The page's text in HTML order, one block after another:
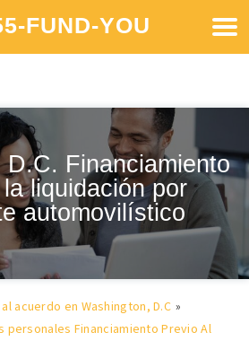
FUND-YOU
D.C. Financiamiento
liquidación por
automovilístico
acuerdo en Washington, D.C »
personales Financiamiento Previo Al